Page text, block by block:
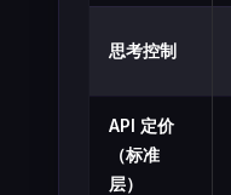
思考控制
API 定价
（标准
层）